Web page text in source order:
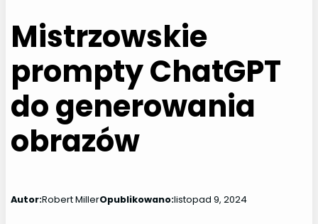
Mistrzowskie
prompty ChatGPT
do generowania
obrazów
Autor:Robert MillerOpublikowano:listopad 9, 2024